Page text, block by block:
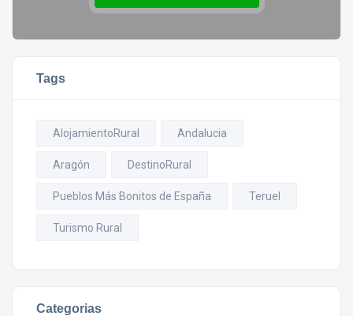
Tags
AlojamientoRural Andalucia
Aragón DestinoRural
Pueblos Más Bonitos de España Teruel
Turismo Rural
Categorias